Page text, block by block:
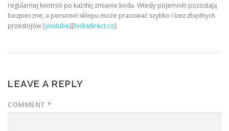
regularnej kontroli po każdej zmianie kodu. Wtedy pojemniki pozostają
bezpieczne, a personel sklepu może pracować szybko i bez zbędnych
przestojów.[youtube][locksdirect.co]
LEAVE A REPLY
COMMENT *